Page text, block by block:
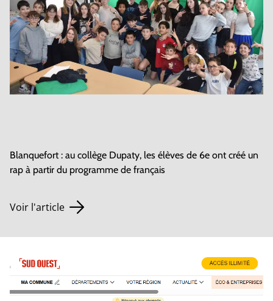
Blanquefort : au collège Dupaty, les élèves de 6e ont créé un
rap à partir du programme de français
Voir l'article